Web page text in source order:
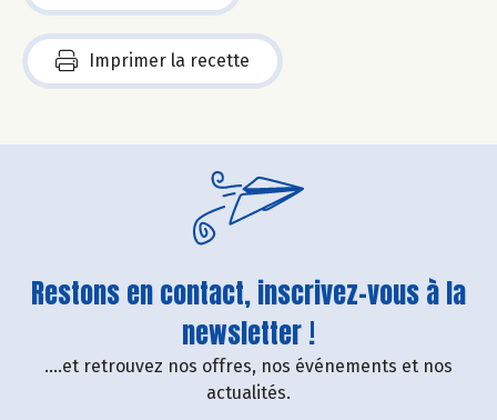
Imprimer la recette
Restons en contact, inscrivez-vous à la
newsletter !
....et retrouvez nos offres, nos événements et nos
actualités.